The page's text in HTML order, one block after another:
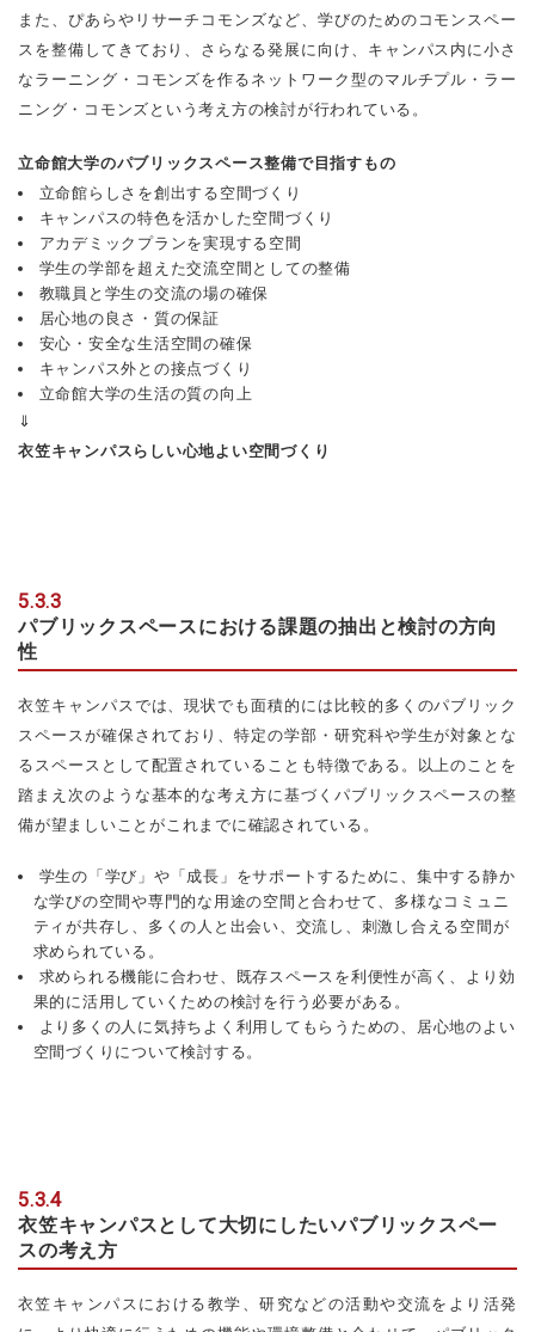
また、ぴあらやリサーチコモンズなど、学びのためのコモンスペー
スを整備してきており、さらなる発展に向け、キャンパス内に小さ
なラーニング・コモンズを作るネットワーク型のマルチプル・ラー
ニング・コモンズという考え方の検討が行われている。
立命館大学のパブリックスペース整備で目指すもの
立命館らしさを創出する空間づくり
キャンパスの特色を活かした空間づくり
アカデミックプランを実現する空間
学生の学部を超えた交流空間としての整備
教職員と学生の交流の場の確保
居心地の良さ・質の保証
安心・安全な生活空間の確保
キャンパス外との接点づくり
立命館大学の生活の質の向上
⇓
衣笠キャンパスらしい心地よい空間づくり
5.3.3
パブリックスペースにおける課題の抽出と検討の方向
性
衣笠キャンパスでは、現状でも面積的には比較的多くのパブリック
スペースが確保されており、特定の学部・研究科や学生が対象とな
るスペースとして配置されていることも特徴である。以上のことを
踏まえ次のような基本的な考え方に基づくパブリックスペースの整
備が望ましいことがこれまでに確認されている。
学生の「学び」や「成長」をサポートするために、集中する静か
な学びの空間や専門的な用途の空間と合わせて、多様なコミュニ
ティが共存し、多くの人と出会い、交流し、刺激し合える空間が
求められている。
求められる機能に合わせ、既存スペースを利便性が高く、より効
果的に活用していくための検討を行う必要がある。
より多くの人に気持ちよく利用してもらうための、居心地のよい
空間づくりについて検討する。
5.3.4
衣笠キャンパスとして大切にしたいパブリックスペー
スの考え方
衣笠キャンパスにおける教学、研究などの活動や交流をより活発